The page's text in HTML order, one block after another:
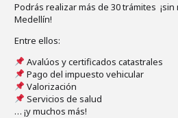
Podrás realizar más de 30 trámites
Medellín!
Entre ellos:
Avalúos y certificados catastrales
Pago del impuesto vehicular
Valorización
Servicios de salud
… ¡y muchos más!